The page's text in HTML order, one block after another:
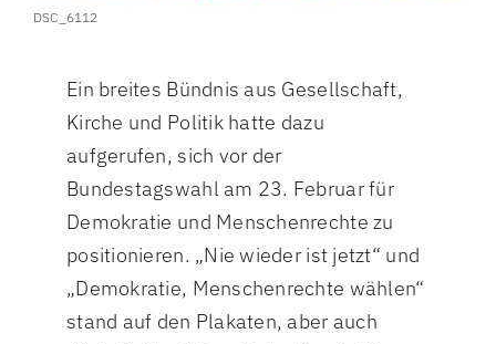
DSC_6112
Ein breites Bündnis aus Gesellschaft,
Kirche und Politik hatte dazu
aufgerufen, sich vor der
Bundestagswahl am 23. Februar für
Demokratie und Menschenrechte zu
positionieren. „Nie wieder ist jetzt“ und
„Demokratie, Menschenrechte wählen“
stand auf den Plakaten, aber auch